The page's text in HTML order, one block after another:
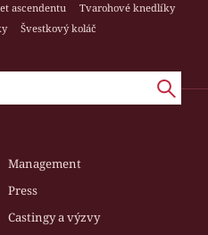
ascendentu
Tvarohové knedlíky
Švestkový koláč
Management
Press
Castingy a výzvy